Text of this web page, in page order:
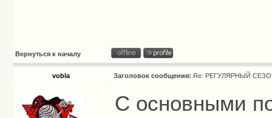
Вернуться к началу
vobla Заголовок сообщения: Re: РЕГУЛЯРНЫЙ
С основными